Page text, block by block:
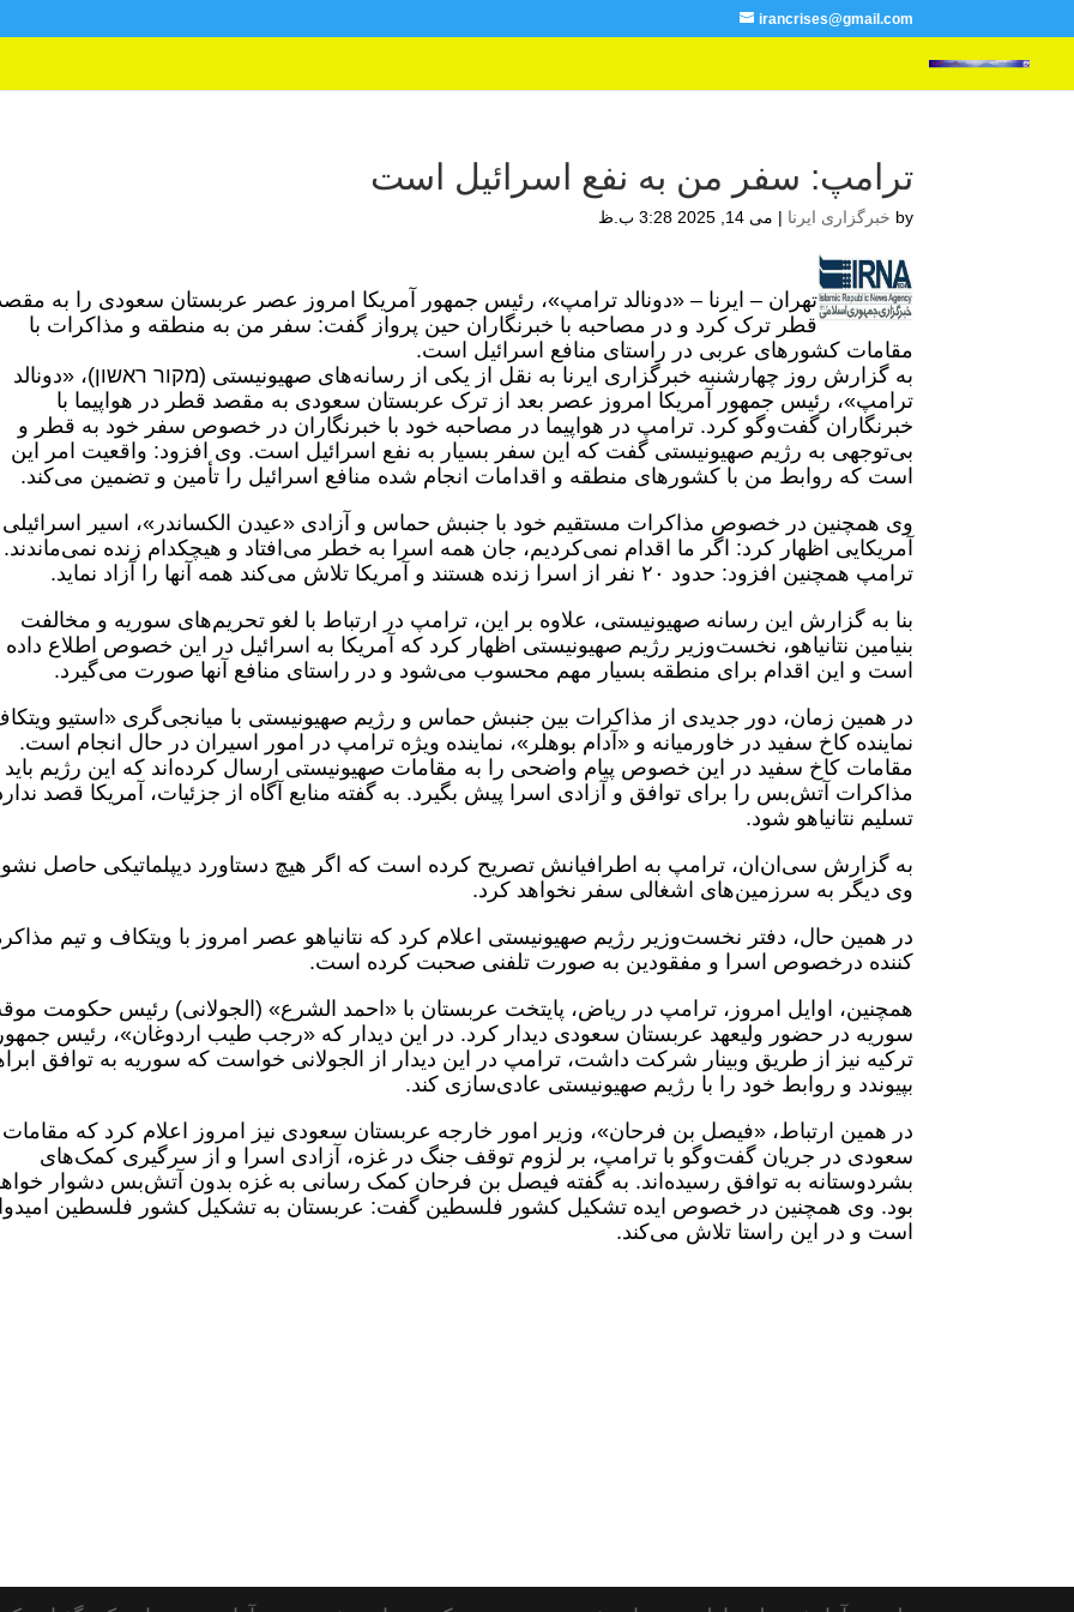
irancrises@gmail.com
ترامپ: سفر من به نفع اسرائیل است
by خبرگزاری ایرنا | می 14, 2025 3:28 ب.ظ
تهران – ایرنا – «دونالد ترامپ»، رئیس جمهور آمریکا امروز عصر عربستان سعودی را به
قطر ترک کرد و در مصاحبه با خبرنگاران حین پرواز گفت: سفر من به منطقه و مذاکرات با
مقامات کشورهای عربی در راستای منافع اسرائیل است.
به گزارش روز چهارشنبه خبرگزاری ایرنا به نقل از یکی از رسانه‌های صهیونیستی (מקור ראשון)، «دونالد
ترامپ»، رئیس جمهور آمریکا امروز عصر بعد از ترک عربستان سعودی به مقصد قطر در هواپیما با
خبرنگاران گفت‌وگو کرد. ترامپ در هواپیما در مصاحبه خود با خبرنگاران در خصوص سفر خود به قطر و
بی‌توجهی به رژیم صهیونیستی گفت که این سفر بسیار به نفع اسرائیل است. وی افزود: واقعیت امر این
است که روابط من با کشورهای منطقه و اقدامات انجام شده منافع اسرائیل را تأمین و تضمین می‌کند.
وی همچنین در خصوص مذاکرات مستقیم خود با جنبش حماس و آزادی «عیدن الکساندر»، اسیر اسرائیلی
آمریکایی اظهار کرد: اگر ما اقدام نمی‌کردیم، جان همه اسرا به خطر می‌افتاد و هیچکدام زنده نمی‌ماندند.
ترامپ همچنین افزود: حدود ۲۰ نفر از اسرا زنده هستند و آمریکا تلاش می‌کند همه آنها را آزاد نماید.
بنا به گزارش این رسانه صهیونیستی، علاوه بر این، ترامپ در ارتباط با لغو تحریم‌های سوریه و مخالفت
بنیامین نتانیاهو، نخست‌وزیر رژیم صهیونیستی اظهار کرد که آمریکا به اسرائیل در این خصوص اطلاع داده
است و این اقدام برای منطقه بسیار مهم محسوب می‌شود و در راستای منافع آنها صورت می‌گیرد.
در همین زمان، دور جدیدی از مذاکرات بین جنبش حماس و رژیم صهیونیستی با میانجی‌گری «استیو
نماینده کاخ سفید در خاورمیانه و «آدام بوهلر»، نماینده ویژه ترامپ در امور اسیران در حال انجام است.
مقامات کاخ سفید در این خصوص پیام واضحی را به مقامات صهیونیستی ارسال کرده‌اند که این رژیم باید
مذاکرات آتش‌بس را برای توافق و آزادی اسرا پیش بگیرد. به گفته منابع آگاه از جزئیات، آمریکا قصد
تسلیم نتانیاهو شود.
به گزارش سی‌ان‌ان، ترامپ به اطرافیانش تصریح کرده است که اگر هیچ دستاورد دیپلماتیکی حاصل
وی دیگر به سرزمین‌های اشغالی سفر نخواهد کرد.
در همین حال، دفتر نخست‌وزیر رژیم صهیونیستی اعلام کرد که نتانیاهو عصر امروز با ویتکاف و تیم
کننده درخصوص اسرا و مفقودین به صورت تلفنی صحبت کرده است.
همچنین، اوایل امروز، ترامپ در ریاض، پایتخت عربستان با «احمد الشرع» (الجولانی) رئیس حکومت
سوریه در حضور ولیعهد عربستان سعودی دیدار کرد. در این دیدار که «رجب طیب اردوغان»، رئیس
ترکیه نیز از طریق وبینار شرکت داشت، ترامپ در این دیدار از الجولانی خواست که سوریه به توافق
بپیوندد و روابط خود را با رژیم صهیونیستی عادی‌سازی کند.
در همین ارتباط، «فیصل بن فرحان»، وزیر امور خارجه عربستان سعودی نیز امروز اعلام کرد که مقامات
سعودی در جریان گفت‌وگو با ترامپ، بر لزوم توقف جنگ در غزه، آزادی اسرا و از سرگیری کمک‌های
بشردوستانه به توافق رسیده‌اند. به گفته فیصل بن فرحان کمک رسانی به غزه بدون آتش‌بس دشوار
بود. وی همچنین در خصوص ایده تشکیل کشور فلسطین گفت: عربستان به تشکیل کشور فلسطین
است و در این راستا تلاش می‌کند.